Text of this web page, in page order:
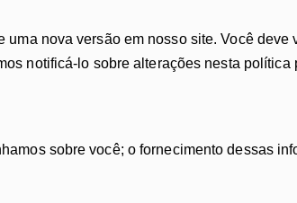
nova versão em nosso site. Você
notificá-lo sobre alterações nesta política
sobre você; o fornecimento dessas